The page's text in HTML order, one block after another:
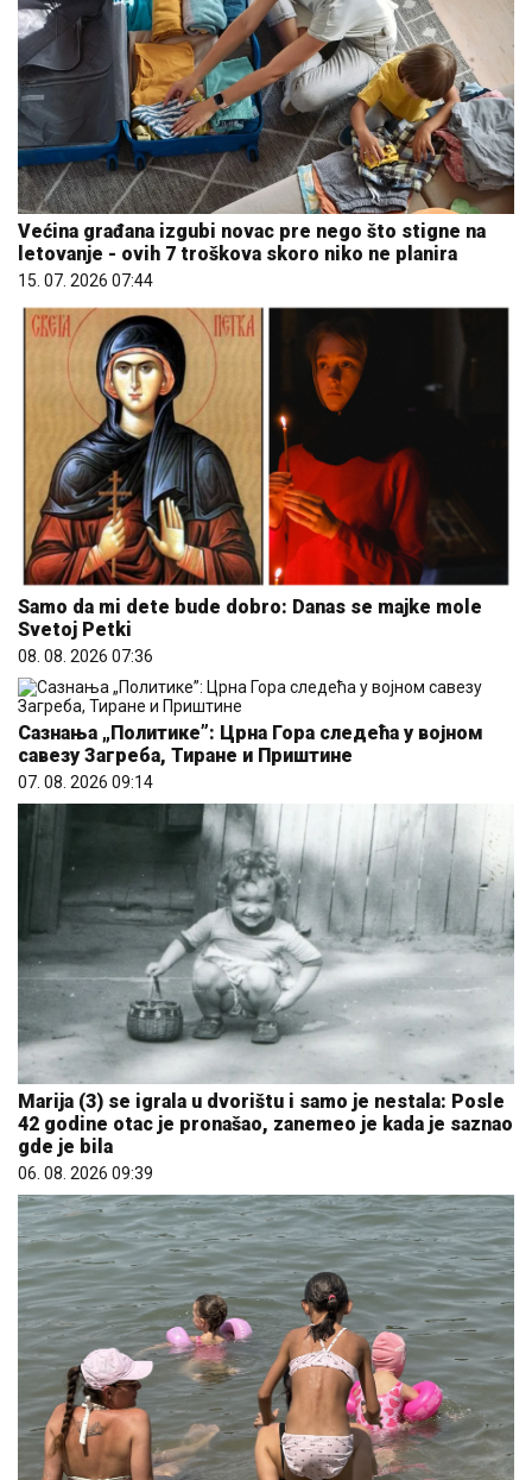
Većina građana izgubi novac pre nego što stigne na
letovanje - ovih 7 troškova skoro niko ne planira
15. 07. 2026 07:44
Samo da mi dete bude dobro: Danas se majke mole
Svetoj Petki
08. 08. 2026 07:36
Сазнања „Политике”: Црна Гора следећа у војном
савезу Загреба, Тиране и Приштине
07. 08. 2026 09:14
Marija (3) se igrala u dvorištu i samo je nestala: Posle
42 godine otac je pronašao, zanemeo je kada je saznao
gde je bila
06. 08. 2026 09:39